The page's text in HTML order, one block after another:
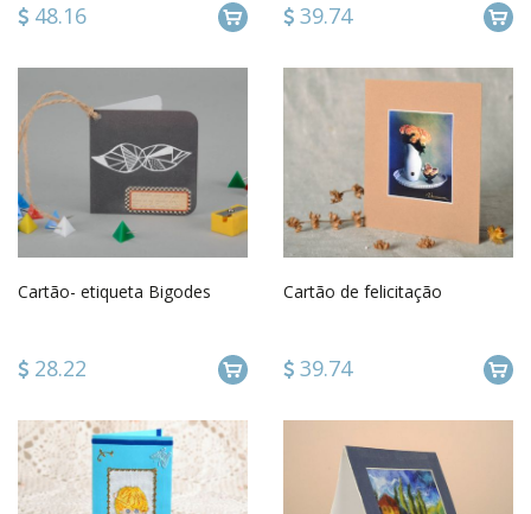
48.16 39.74
Cartão- etiqueta Bigodes
28.22
Cartão de felicitação
39.74